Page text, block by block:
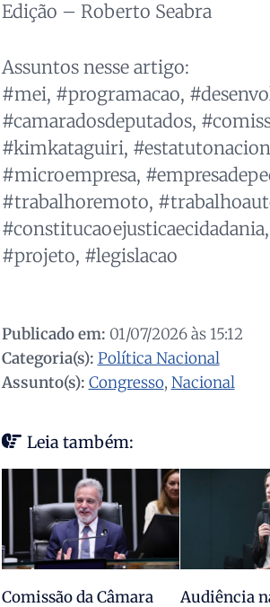
Edição – Roberto Seabra
Assuntos nesse artigo:
#mei, #programacao,
#camaradosdeputados,
#kimkataguiri,
#microempresa,
#trabalhoremoto,
#projeto, #legislacao
Publicado em: 01/07/2026 às 15:12
Categoria(s): Política Nacional
Assunto(s): Congresso, Nacional
Leia também:
Comissão da Câmara Audiência